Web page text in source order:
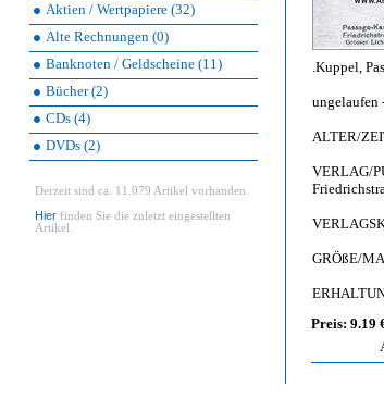
Aktien / Wertpapiere (32)
Alte Rechnungen (0)
Banknoten / Geldscheine (11)
Bücher (2)
CDs (4)
DVDs (2)
Derzeit sind ca. 11.079 Artikel vorhanden.
Hier finden Sie die zuletzt eingestellten
Artikel.
.Kuppel,
ungelaufen
ALTER/
VERLAG/
GRÖßE/
Preis: 9.19